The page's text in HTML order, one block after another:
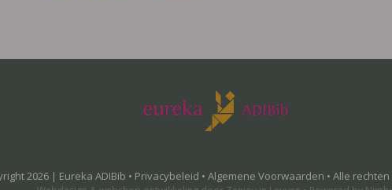
2026 | Eureka ADIBib • Privacybeleid • Algemene Voorwaarden • Alle